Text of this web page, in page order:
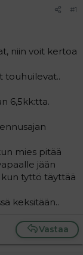
#1
niin voit kertoa
touhuilevat..
6,5kk:tta.
mies pitää
jään
tyttö täyttää
keksitään..
Vastaa